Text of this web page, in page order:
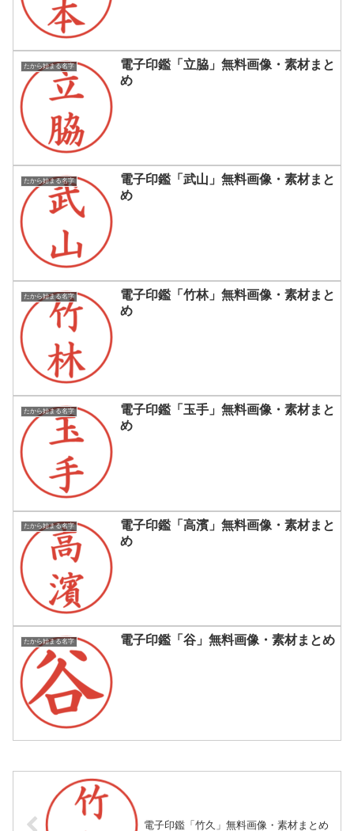
たから始まる名字
電子印鑑「立脇」無料画像・素材まと
め
たから始まる名字
電子印鑑「武山」無料画像・素材まと
め
たから始まる名字
電子印鑑「竹林」無料画像・素材まと
め
たから始まる名字
電子印鑑「玉手」無料画像・素材まと
め
たから始まる名字
電子印鑑「高濱」無料画像・素材まと
め
たから始まる名字 電子印鑑「谷」無料画像・素材まとめ
電子印鑑「竹久」無料画像・素材まとめ